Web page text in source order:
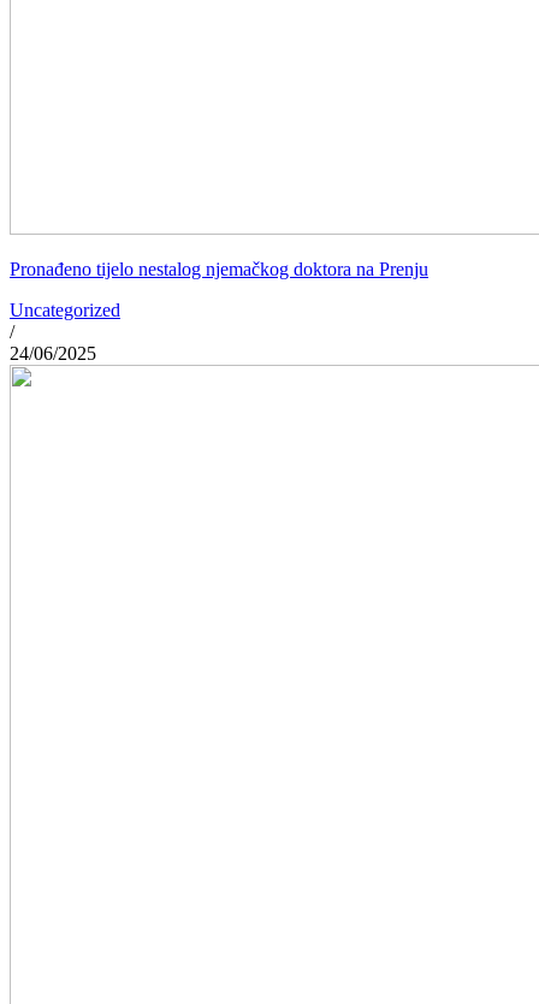
Pronađeno tijelo nestalog njemačkog doktora na Prenju
Uncategorized
/
24/06/2025